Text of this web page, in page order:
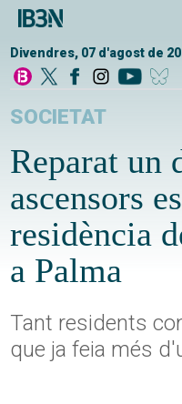
Divendres, 07 d'agost de
SOCIETAT
Reparat un
ascensors
residència
a Palma
Tant residents
que ja feia més